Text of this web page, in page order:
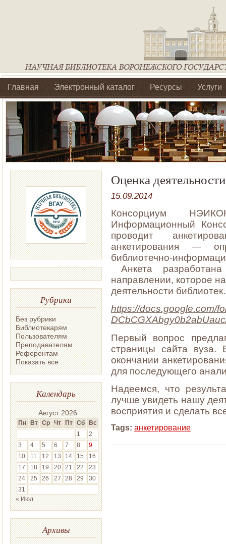
Главная Электронный каталог Ресурсы Услуги
Библиотеки регионального отделения Ассоциации
Рубрики
Без рубрики
Библиотекарям
Пользователям
Преподавателям
Референтам
Показать все
Календарь
Август 2026
Пн Вт Ср Чт Пт Сб Вс
1
2
3
4 5 6 7 8
9
10
11 12 13 14 15
16
17
18 19 20 21 22
23
24
25 26 27 28 29
30
31
« Июл
Архивы
Оценка
15.09.2014
Консорциум
Информационный
проводит
анкетирования —
библиотечно-
Анкета
направлении, которое
деятельности
https://docs.google.com/
Первый вопрос
страницы сайта вуза.
окончании
для последующего
Надеемся, что
лучше увидеть нашу
восприятия и сделать
Tags: анкетирование